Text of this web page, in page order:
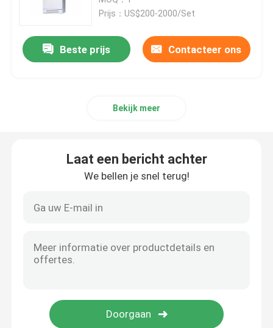
De Doos van de elektromachtsdistributie
elektrobijlagedoos
De Techniek van de elektromachtsdistributie
Prijs：US$200-2000/Set
Beste prijs Contacteer ons
Bekijk meer
Laat een bericht achter
We bellen je snel terug!